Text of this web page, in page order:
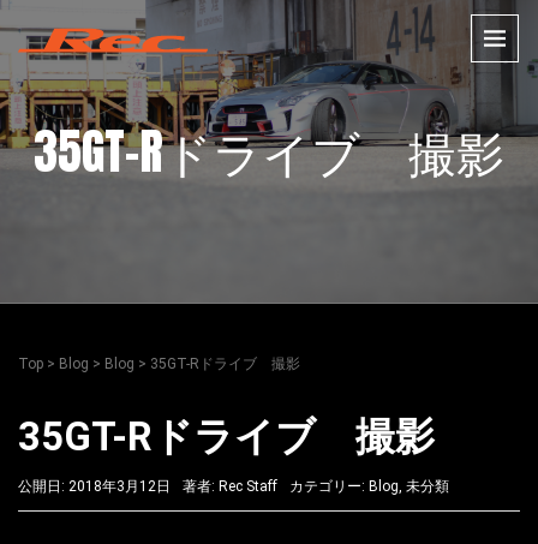
35GT-Rドライブ 撮影
Top > Blog > Blog > 35GT-Rドライブ 撮影
35GT-Rドライブ 撮影
公開日: 2018年3月12日 著者: Rec Staff カテゴリー: Blog, 未分類